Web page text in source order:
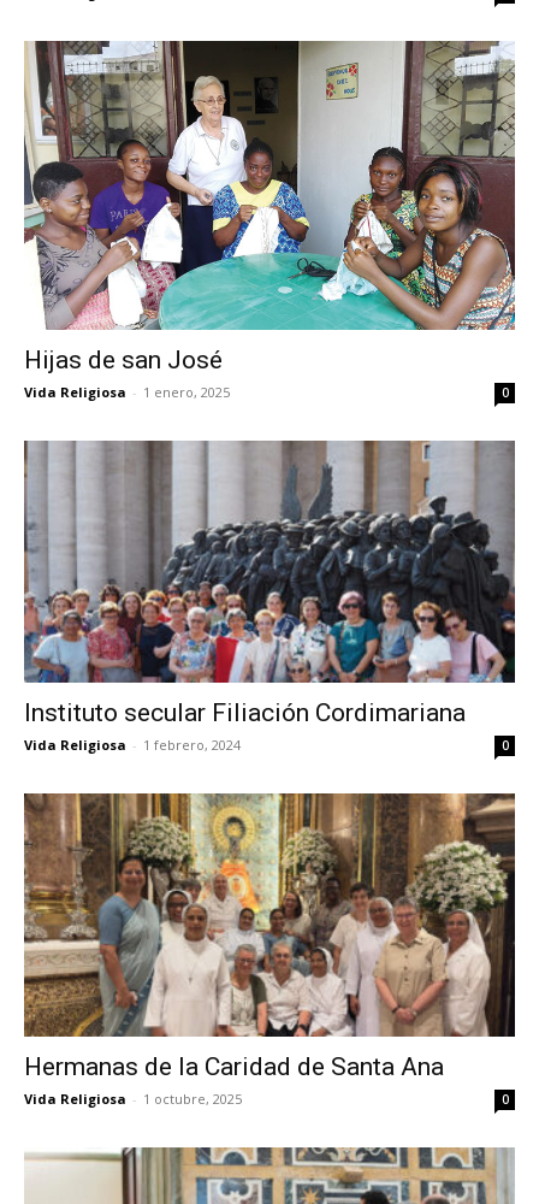
Hijas de san José
Vida Religiosa - 1 enero, 2025 0
Instituto secular Filiación Cordimariana
Vida Religiosa - 1 febrero, 2024 0
Hermanas de la Caridad de Santa Ana
Vida Religiosa - 1 octubre, 2025 0